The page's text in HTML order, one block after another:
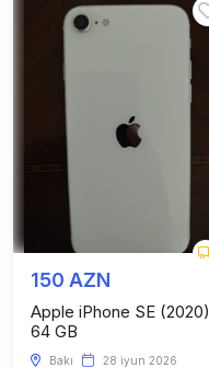
150 AZN
Apple iPhone SE (2020)
64 GB
Bakı 28 iyun 2026